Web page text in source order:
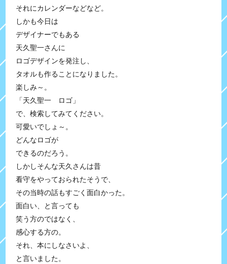
それにカレンダーなどなど。
しかも今日は
デザイナーでもある
天久聖一さんに
ロゴデザインを発注し、
タオルも作ることになりました。
楽しみ～。
「天久聖一 ロゴ」
で、検索してみてください。
可愛いでしょ～。
どんなロゴが
できるのだろう。
しかしそんな天久さんは昔
看守をやっておられたそうで、
その当時の話もすごく面白かった。
面白い、と言っても
笑う方のではなく、
感心する方の。
それ、本にしなさいよ、
と言いました。